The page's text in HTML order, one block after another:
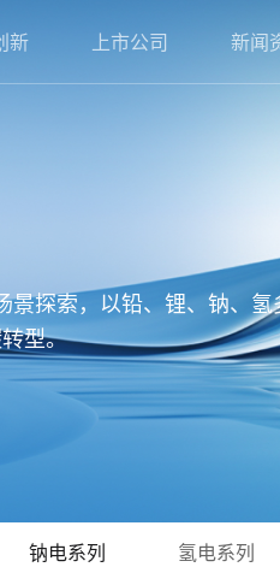
新 上市公司 新闻
景探索，以铅、锂、钠、氢
型。
钠电系列 氢电系列